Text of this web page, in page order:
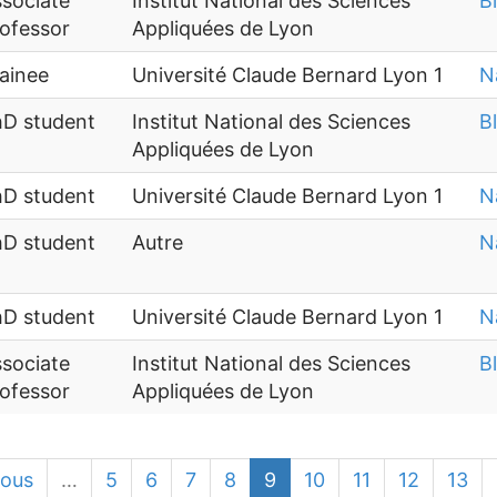
Appliquées de Lyon
Université Claude Bernard Lyon 1
student
Institut National des Sciences
Appliquées de Lyon
student Université Claude Bernard Lyon 1
student
Autre
student Université Claude Bernard Lyon 1
Institut National des Sciences
Appliquées de Lyon
… 5 6 7 8 9 10 11 12 13